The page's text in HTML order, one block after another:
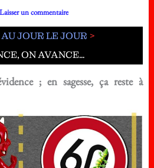
Laisser un commentaire
AU JOUR LE JOUR
ON AVANCE…
; en sagesse, ça reste à